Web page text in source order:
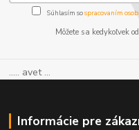
Súhlasím sospracovaním
Môžete sa kedykoľvek
..... avet ...
Informácie pre